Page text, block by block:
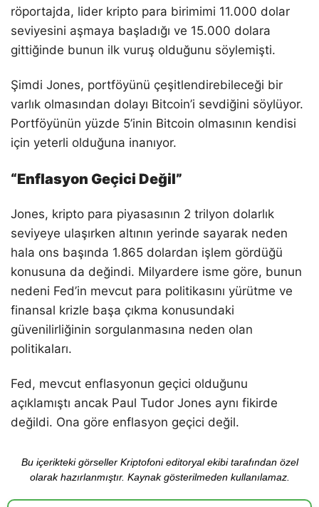
röportajda, lider kripto para birimimi 11.000 dolar
seviyesini aşmaya başladığı ve 15.000 dolara
gittiğinde bunun ilk vuruş olduğunu söylemişti.
Şimdi Jones, portföyünü çeşitlendirebileceği bir
varlık olmasından dolayı Bitcoin’i sevdiğini söylüyor.
Portföyünün yüzde 5’inin Bitcoin olmasının kendisi
için yeterli olduğuna inanıyor.
“Enflasyon Geçici Değil”
Jones, kripto para piyasasının 2 trilyon dolarlık
seviyeye ulaşırken altının yerinde sayarak neden
hala ons başında 1.865 dolardan işlem gördüğü
konusuna da değindi. Milyardere isme göre, bunun
nedeni Fed’in mevcut para politikasını yürütme ve
finansal krizle başa çıkma konusundaki
güvenilirliğinin sorgulanmasına neden olan
politikaları.
Fed, mevcut enflasyonun geçici olduğunu
açıklamıştı ancak Paul Tudor Jones aynı fikirde
değildi. Ona göre enflasyon geçici değil.
Bu içerikteki görseller Kriptofoni editoryal ekibi tarafından özel
olarak hazırlanmıştır. Kaynak gösterilmeden kullanılamaz.